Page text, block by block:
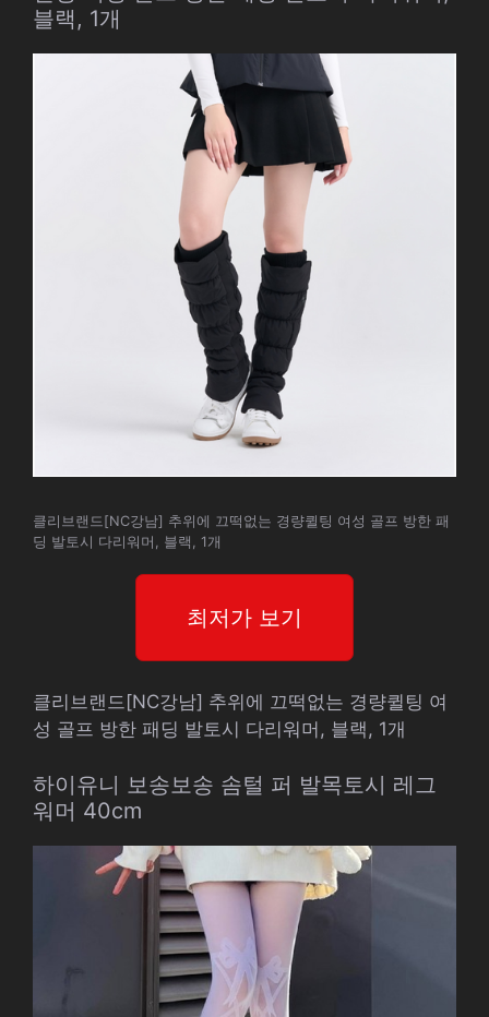
블랙, 1개
클리브랜드[NC강남] 추위에 끄떡없는 경량퀼팅 여성 골프 방한 패
딩 발토시 다리워머, 블랙, 1개
최저가 보기
클리브랜드[NC강남] 추위에 끄떡없는 경량퀼팅 여
성 골프 방한 패딩 발토시 다리워머, 블랙, 1개
하이유니 보송보송 솜털 퍼 발목토시 레그
워머 40cm